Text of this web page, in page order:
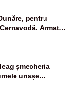
pentru
Armata
devia apa
șmecheria
uriașe